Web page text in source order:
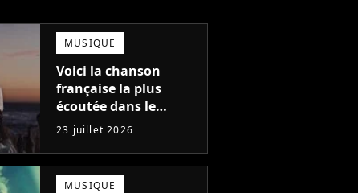
MUSIQUE
Voici la chanson
française la plus
écoutée dans le
monde en 2026, mais
vous ne l'avez
probablement jamais
entendue
23 juillet 2026
MUSIQUE